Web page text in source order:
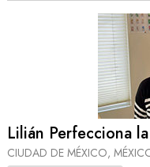
Lilián Perfecciona
CIUDAD DE MÉXICO,